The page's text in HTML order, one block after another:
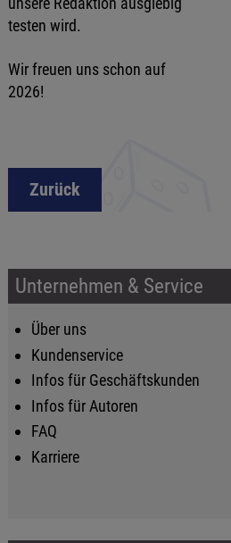
testen wird.
Wir freuen uns schon auf
2026!
Zurück
Unternehmen & Service
Über uns
Kundenservice
Infos für Geschäftskunden
Infos für Autoren
FAQ
Karriere